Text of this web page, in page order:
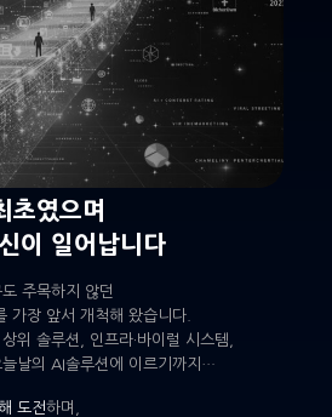
초였으며
이 일어납니다
주목하지 않던
가장 앞서 개척해 왔습니다.
위 솔루션, 인프라·바이럴 시스템,
날의 AI솔루션에 이르기까지…
도전하며,